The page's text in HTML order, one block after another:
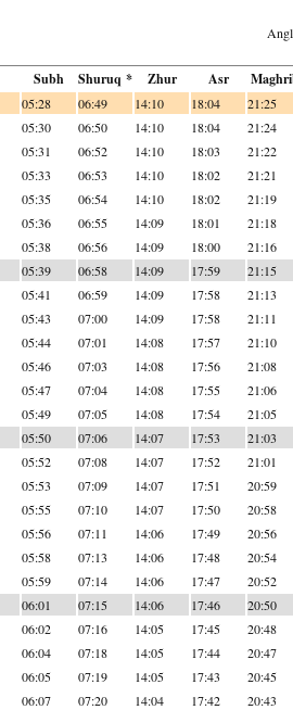
Subh Shuruq * Zhur Asr
05:28 06:49 14:10 18:04 21:25
05:30 06:50 14:10 18:04 21:24
05:31 06:52 14:10 18:03 21:22
05:33 06:53 14:10 18:02 21:21
05:35 06:54 14:10 18:02 21:19
05:36 06:55 14:09 18:01 21:18
05:38 06:56 14:09 18:00 21:16
05:39 06:58 14:09 17:59 21:15
05:41 06:59 14:09 17:58 21:13
05:43 07:00 14:09 17:58 21:11
05:44 07:01 14:08 17:57 21:10
05:46 07:03 14:08 17:56 21:08
05:47 07:04 14:08 17:55 21:06
05:49 07:05 14:08 17:54 21:05
05:50 07:06 14:07 17:53 21:03
05:52 07:08 14:07 17:52 21:01
05:53 07:09 14:07 17:51 20:59
05:55 07:10 14:07 17:50 20:58
05:56 07:11 14:06 17:49 20:56
05:58 07:13 14:06 17:48 20:54
05:59 07:14 14:06 17:47 20:52
06:01 07:15 14:06 17:46 20:50
06:02 07:16 14:05 17:45 20:48
06:04 07:18 14:05 17:44 20:47
06:05 07:19 14:05 17:43 20:45
06:07 07:20 14:04 17:42 20:43